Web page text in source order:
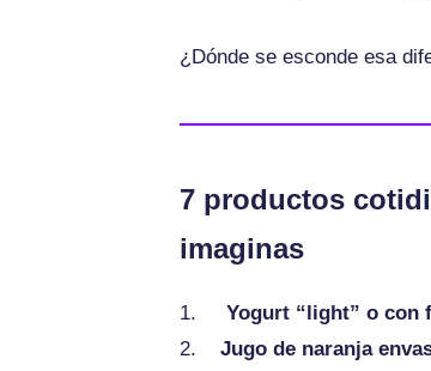
¿Dónde se esconde esa
7 productos
imaginas
1.Yogurt “light” o con
2.Jugo de naranja